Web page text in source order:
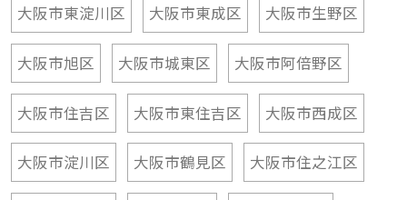
大阪市東淀川区 大阪市東成区 大阪市生野区
大阪市旭区 大阪市城東区 大阪市阿倍野区
大阪市住吉区 大阪市東住吉区 大阪市西成区
大阪市淀川区 大阪市鶴見区 大阪市住之江区